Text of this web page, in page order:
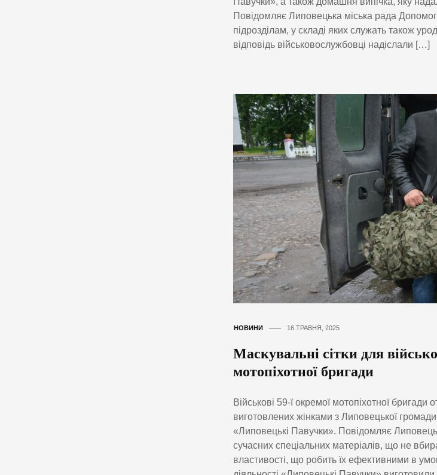
Повідомляє Липовецька міська рада
підрозділам, у складі яких служать також
відповідь військовослужбовці надіслали […]
НОВИНИ 16 ТРАВНЯ, 2025
Маскувальні сітки для
мотопіхотної бригади
Військові 59-ї окремої мотопіхотної
виготовлених жінками з Липовецької
«Липовецькі Павучки». Повідомляє
сучасних спеціальних матеріалів, що не
властивості, що робить їх ефективними в